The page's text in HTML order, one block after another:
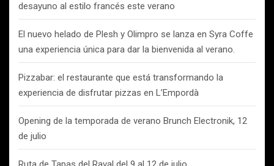
desayuno al estilo francés este verano
El nuevo helado de Plesh y Olimpro se lanza en Syra Coffe
una experiencia única para dar la bienvenida al verano.
Pizzabar: el restaurante que está transformando la
experiencia de disfrutar pizzas en L’Empordà
Opening de la temporada de verano Brunch Electronik, 12
de julio